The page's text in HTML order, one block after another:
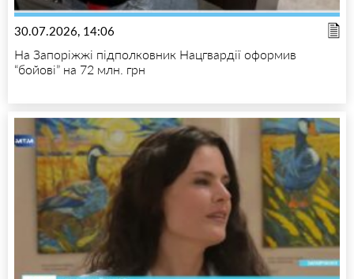
30.07.2026, 14:06
На Запоріжжі підполковник Нацгвардії оформив
“бойові” на 72 млн. грн